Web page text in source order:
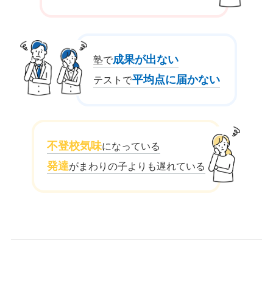
塾で成果が出ない
テストで平均点に届かない
不登校気味になっている
発達がまわりの子よりも遅れている